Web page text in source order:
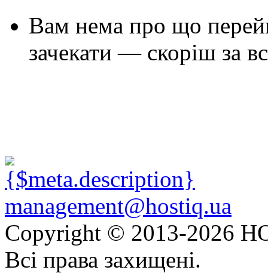
Вам нема про що
зачекати — скоріш за
management@hostiq.ua
Copyright © 2013-2026
Всі права захищені.